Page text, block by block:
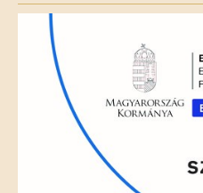
field
empty.